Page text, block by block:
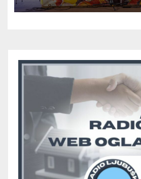
skupini “A”, seniori
Grma “vratio u